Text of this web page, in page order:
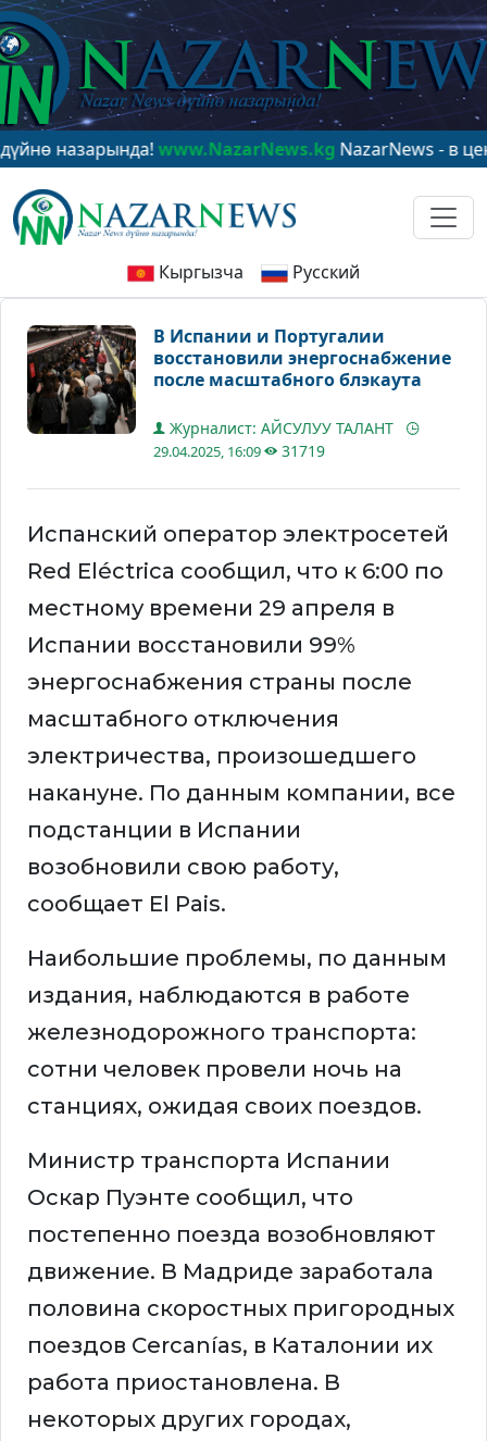
www.NazarNews.kgNazarNews - в центре
Кыргызча Русский
В Испании и Португалии
восстановили энергоснабжение
после масштабного блэкаута
Журналист: АЙСУЛУУ ТАЛАНТ
29.04.2025, 16:09 31719
Испанский оператор электросетей
Red Eléctrica сообщил, что к 6:00 по
местному времени 29 апреля в
Испании восстановили 99%
энергоснабжения страны после
масштабного отключения
электричества, произошедшего
накануне. По данным компании, все
подстанции в Испании
возобновили свою работу,
сообщает El Pais.
Наибольшие проблемы, по данным
издания, наблюдаются в работе
железнодорожного транспорта:
сотни человек провели ночь на
станциях, ожидая своих поездов.
Министр транспорта Испании
Оскар Пуэнте сообщил, что
постепенно поезда возобновляют
движение. В Мадриде заработала
половина скоростных пригородных
поездов Cercanías, в Каталонии их
работа приостановлена. В
некоторых других городах,